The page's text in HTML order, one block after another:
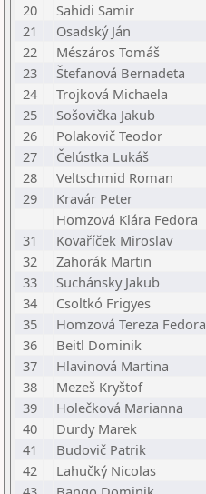
20
Sahidi Samir
21
Osadský Ján
22
Mészáros Tomáš
23
Štefanová Bernadeta
24
Trojková Michaela
25
Sošovička Jakub
26
Polakovič Teodor
27
Čelústka Lukáš
28
Veltschmid Roman
29
Kravár Peter
Homzová Klára Fedora
31
Kovaříček Miroslav
32
Zahorák Martin
33
Suchánsky Jakub
34
Csoltkó Frigyes
35
Homzová Tereza Fedora
36
Beitl Dominik
37
Hlavinová Martina
38
Mezeš Kryštof
39
Holečková Marianna
40
Durdy Marek
41
Budovič Patrik
42
Lahučký Nicolas